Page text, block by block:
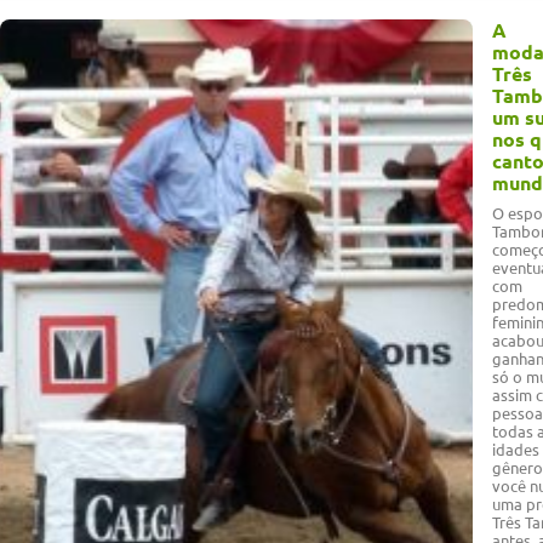
A
Três
um
nos
O
com
acabou
só o
assim
todas
idades
você
uma
Três